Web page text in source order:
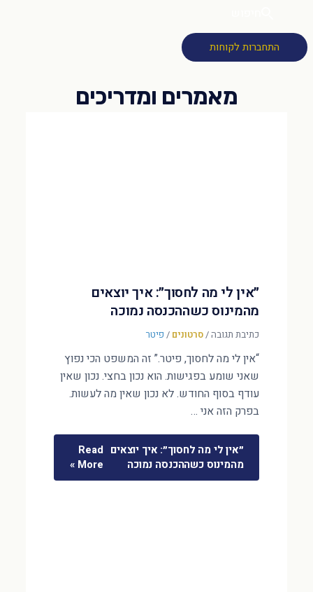
התחברות לקוחות
״אין לי מה לחסוך״: איך יוצאים
מהמינוס כשההכנסה נמוכה
כתיבת תגובה/סרטונים / פיטר
“אין לי מה לחסוך, פיטר.” זה המשפט הכי נפוץ
שאני שומע בפגישות. הוא נכון בחצי. נכון שאין
עודף בסוף החודש. לא נכון שאין מה לעשות.
בפרק הזה אני …
״אין לי מה לחסוך״: איך יוצאים
מהמינוס כשההכנסה נמוכה
Read
More »